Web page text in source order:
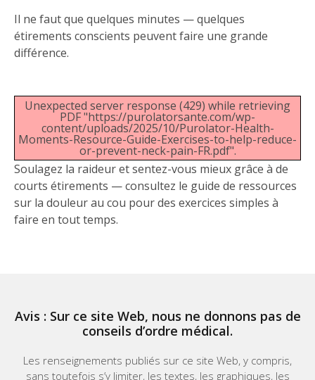
Il ne faut que quelques minutes — quelques
étirements conscients peuvent faire une grande
différence.
Unexpected server response (429) while retrieving
PDF "https://purolatorsante.com/wp-
content/uploads/2025/10/Purolator-Health-
Moments-Resource-Guide-Exercises-to-help-reduce-
or-prevent-neck-pain-FR.pdf".
Soulagez la raideur et sentez-vous mieux grâce à de
courts étirements — consultez le guide de ressources
sur la douleur au cou pour des exercices simples à
faire en tout temps.
Avis : Sur ce site Web, nous ne donnons pas de
conseils d’ordre médical.
Les renseignements publiés sur ce site Web, y compris,
sans toutefois s’y limiter, les textes, les graphiques, les